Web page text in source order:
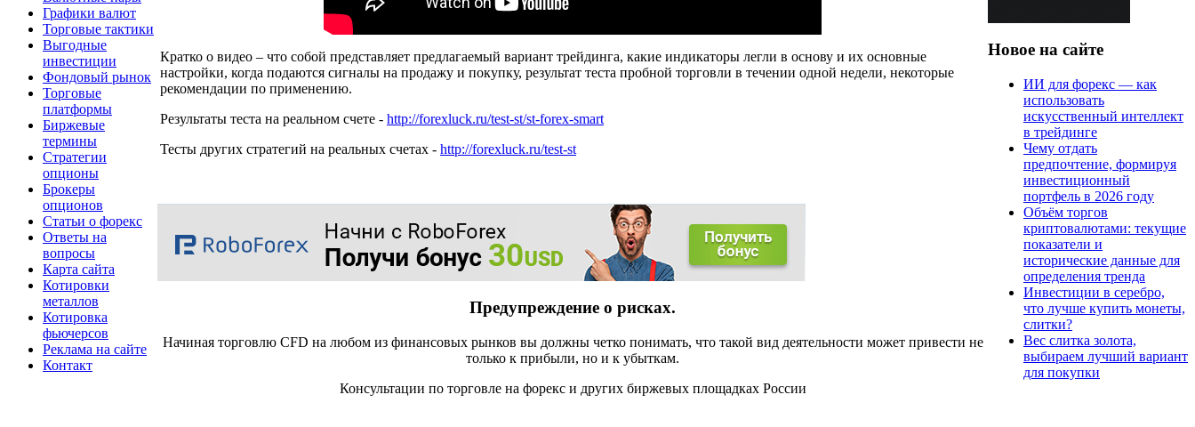
Графики валют
Торговые тактики
Выгодные
инвестиции
Фондовый рынок
Торговые
платформы
Биржевые
термины
Стратегии
опционы
Брокеры
опционов
Статьи о форекс
Ответы на
вопросы
Карта сайта
Котировки
металлов
Котировка
фьючерсов
Реклама на сайте
Контакт
Кратко о видео – что собой представляет предлагаемый вариант трейдинга, какие индикаторы легли в основу и их основные
настройки, когда подаются сигналы на продажу и покупку, результат теста пробной торговли в течении одной недели, некоторые
рекомендации по применению.
Результаты теста на реальном счете - http://forexluck.ru/test-st/st-forex-smart
Тесты других стратегий на реальных счетах - http://forexluck.ru/test-st
Предупреждение о рисках.
Начиная торговлю CFD на любом из финансовых рынков вы должны четко понимать, что такой вид деятельности может привести не
только к прибыли, но и к убыткам.
Консультации по торговле на форекс и других биржевых площадках России
Новое на сайте
ИИ для форекс — как
использовать
искусственный интеллект
в трейдинге
Чему отдать
предпочтение, формируя
инвестиционный
портфель в 2026 году
Объём торгов
криптовалютами: текущие
показатели и
исторические данные для
определения тренда
Инвестиции в серебро,
что лучше купить монеты,
слитки?
Вес слитка золота,
выбираем лучший вариант
для покупки